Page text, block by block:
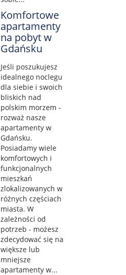
Komfortowe
apartamenty
na pobyt w
Gdańsku
Jeśli poszukujesz
idealnego noclegu
dla siebie i swoich
bliskich nad
polskim morzem -
rozważ nasze
apartamenty w
Gdańsku.
Posiadamy wiele
komfortowych i
funkcjonalnych
mieszkań
zlokalizowanych w
różnych częściach
miasta. W
zależności od
potrzeb - możesz
zdecydować się na
większe lub
mniejsze
apartamenty w...